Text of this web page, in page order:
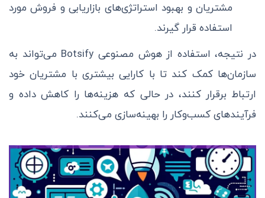
مشتریان و بهبود استراتژی‌های بازاریابی و فروش مورد
استفاده قرار گیرند.
در نتیجه، استفاده از هوش مصنوعی Botsify می‌تواند به
سازمان‌ها کمک کند تا با کارایی بیشتری با مشتریان خود
ارتباط برقرار کنند، در حالی که هزینه‌ها را کاهش داده و
فرآیندهای کسب‌وکار را بهینه‌سازی می‌کنند.